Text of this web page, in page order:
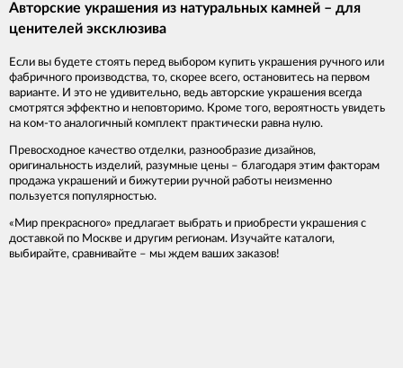
Авторские украшения из натуральных камней – для
ценителей эксклюзива
Если вы будете стоять перед выбором купить украшения ручного или
фабричного производства, то, скорее всего, остановитесь на первом
варианте. И это не удивительно, ведь авторские украшения всегда
смотрятся эффектно и неповторимо. Кроме того, вероятность увидеть
на ком-то аналогичный комплект практически равна нулю.
Превосходное качество отделки, разнообразие дизайнов,
оригинальность изделий, разумные цены – благодаря этим факторам
продажа украшений и бижутерии ручной работы неизменно
пользуется популярностью.
«Мир прекрасного» предлагает выбрать и приобрести украшения с
доставкой по Москве и другим регионам. Изучайте каталоги,
выбирайте, сравнивайте – мы ждем ваших заказов!